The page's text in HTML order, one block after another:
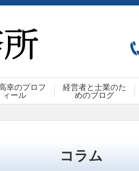
幸のプロフ
ィール
経営者と士業のた
めのブログ
コラム